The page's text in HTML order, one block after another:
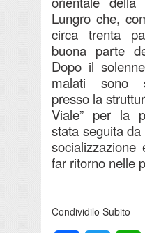
Lungro che,
circa trenta
buona parte
Dopo il
malati sono
presso la
Viale” per la
stata seguita
far ritorno nelle
Condividilo Subito